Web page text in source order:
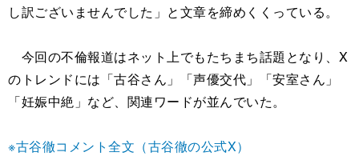
し訳ございませんでした」と文章を締めくくっている。
今回の不倫報道はネット上でもたちまち話題となり、X
のトレンドには「古谷さん」「声優交代」「安室さん」
「妊娠中絶」など、関連ワードが並んでいた。
※古谷徹コメント全文（古谷徹の公式X）